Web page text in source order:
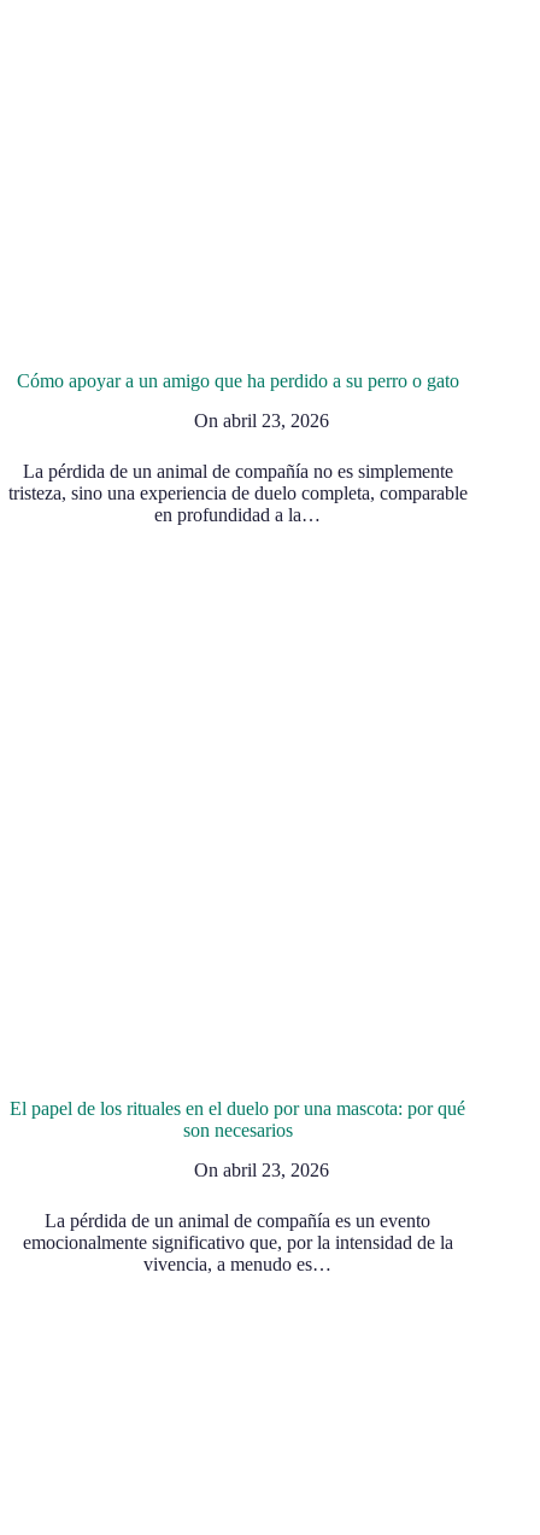
Cómo apoyar a un amigo que ha perdido a su perro o gato
On abril 23, 2026
La pérdida de un animal de compañía no es simplemente
tristeza, sino una experiencia de duelo completa, comparable
en profundidad a la…
El papel de los rituales en el duelo por una mascota: por qué
son necesarios
On abril 23, 2026
La pérdida de un animal de compañía es un evento
emocionalmente significativo que, por la intensidad de la
vivencia, a menudo es…